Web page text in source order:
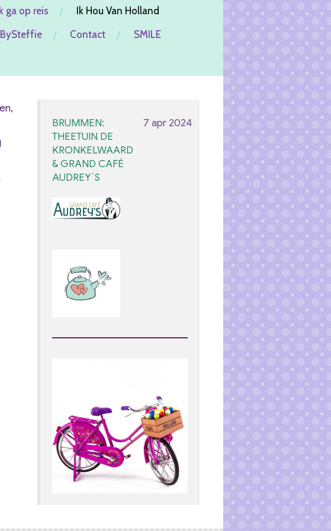
Ik ga op reis
Ik Hou Van Holland
BySteffie Contact
SMILE
BRUMMEN:
THEETUIN DE
KRONKELWAARD
& GRAND CAFÉ
AUDREY´S
7 apr 2024